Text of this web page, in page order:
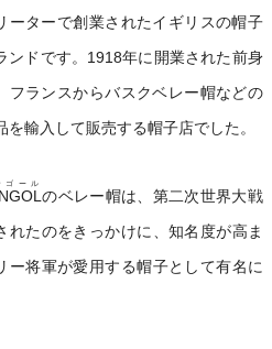
ーターで創業されたイギリスの帽子
ンドです。1918年に開業された前身
フランスからバスクベレー帽などの
を輸入して販売する帽子店でした。
ゴール
のベレー帽は、第二次世界大戦
たのをきっかけに、知名度が高ま
ー将軍が愛用する帽子として有名に